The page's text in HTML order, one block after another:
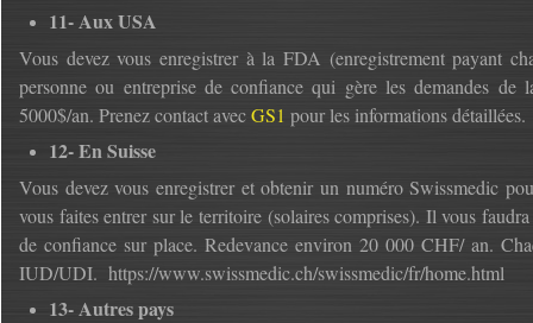
11- Aux USA
Vous devez vous enregistrer à la FDA (enregistrement payant
personne ou entreprise de confiance qui gère les demandes
5000$/an. Prenez contact avecGS1 pour les informations détaillées.
12- En Suisse
Vous devez vous enregistrer et obtenir un numéro Swissmedic
vous faites entrer sur le territoire (solaires comprises). Il vous
de confiance sur place. Redevance environ 20 000 CHF/ an.
IUD/UDI. https://www.swissmedic.ch/swissmedic/fr/home.html
13- Autres pays